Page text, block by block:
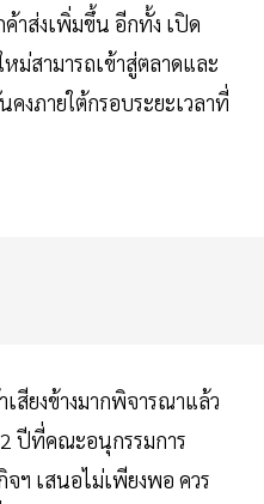
าส่งเพิ่มขึ้น อีกทั้ง เปิด
ม่สามารถเข้าสู่ตลาดและ
งภายใต้กรอบระยะเวลาที่
เสียงข้างมากพิจารณาแล้ว
2 ปีที่คณะอนุกรรมการ
ฯ เสนอไม่เพียงพอ ควร